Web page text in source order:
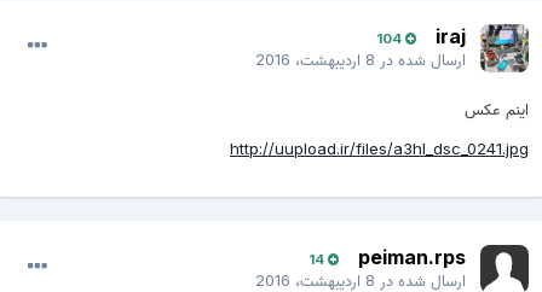
iraj
104
ارسال شده در8 اردیبهشت، 2016
اینم عکس
http://uupload.ir/files/a3hl_dsc_0241.jpg
peiman.rps
14
ارسال شده در8 اردیبهشت، 2016